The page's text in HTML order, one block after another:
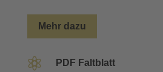
Mehr dazu
 PDF Faltblatt